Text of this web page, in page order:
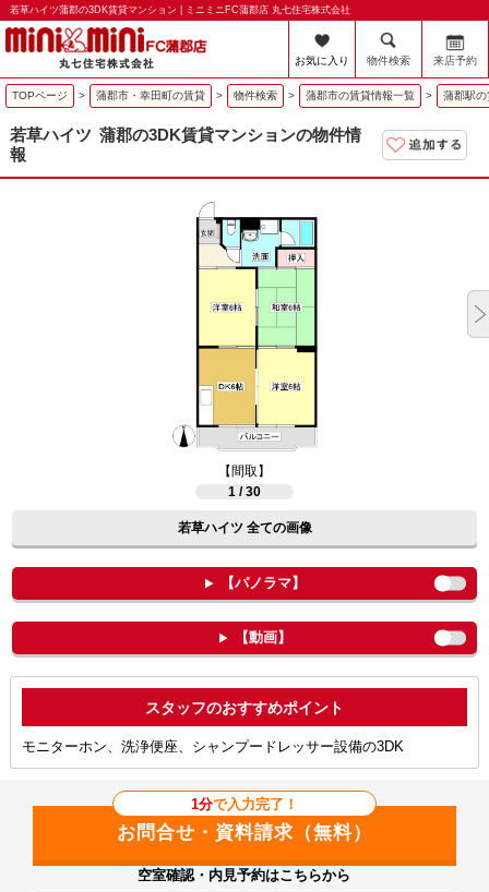
若草ハイツ蒲郡の3DK賃貸マンション | ミニミニFC蒲郡店 丸七住宅株式会社
お気に入り 物件検索 来店予約
TOPページ > 蒲郡市・幸田町の賃貸 > 物件検索 > 蒲郡市の賃貸情報一覧 > 蒲郡駅
若草ハイツ 蒲郡の3DK賃貸マンションの物件情
報
【間取】
1 / 30
若草ハイツ 全ての画像
【パノラマ】
【動画】
ポイント
モニターホン、洗浄便座、シャンプードレッサー設備の3DK
1分で入力完了！
空室確認・内見予約はこちらから